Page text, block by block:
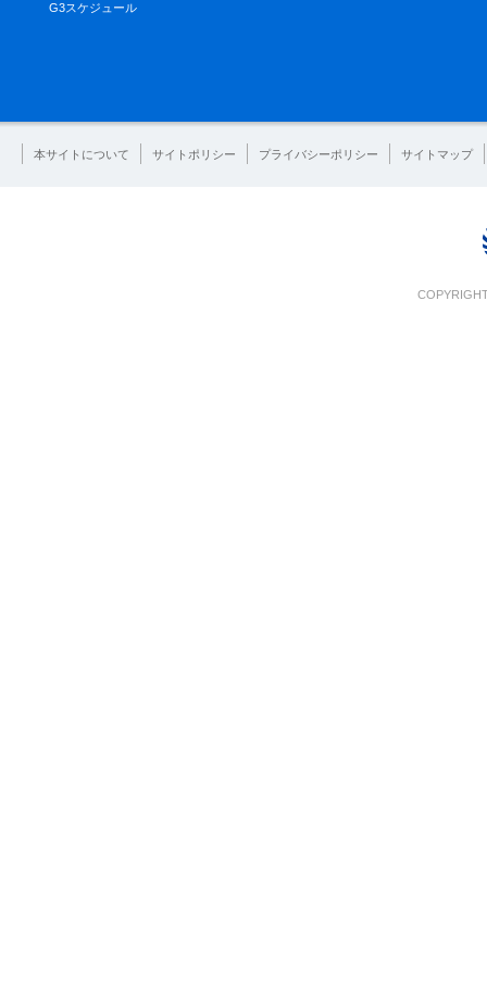
G3スケジュール
本サイトについて サイトポリシー プライバシーポリシー サイトマップ